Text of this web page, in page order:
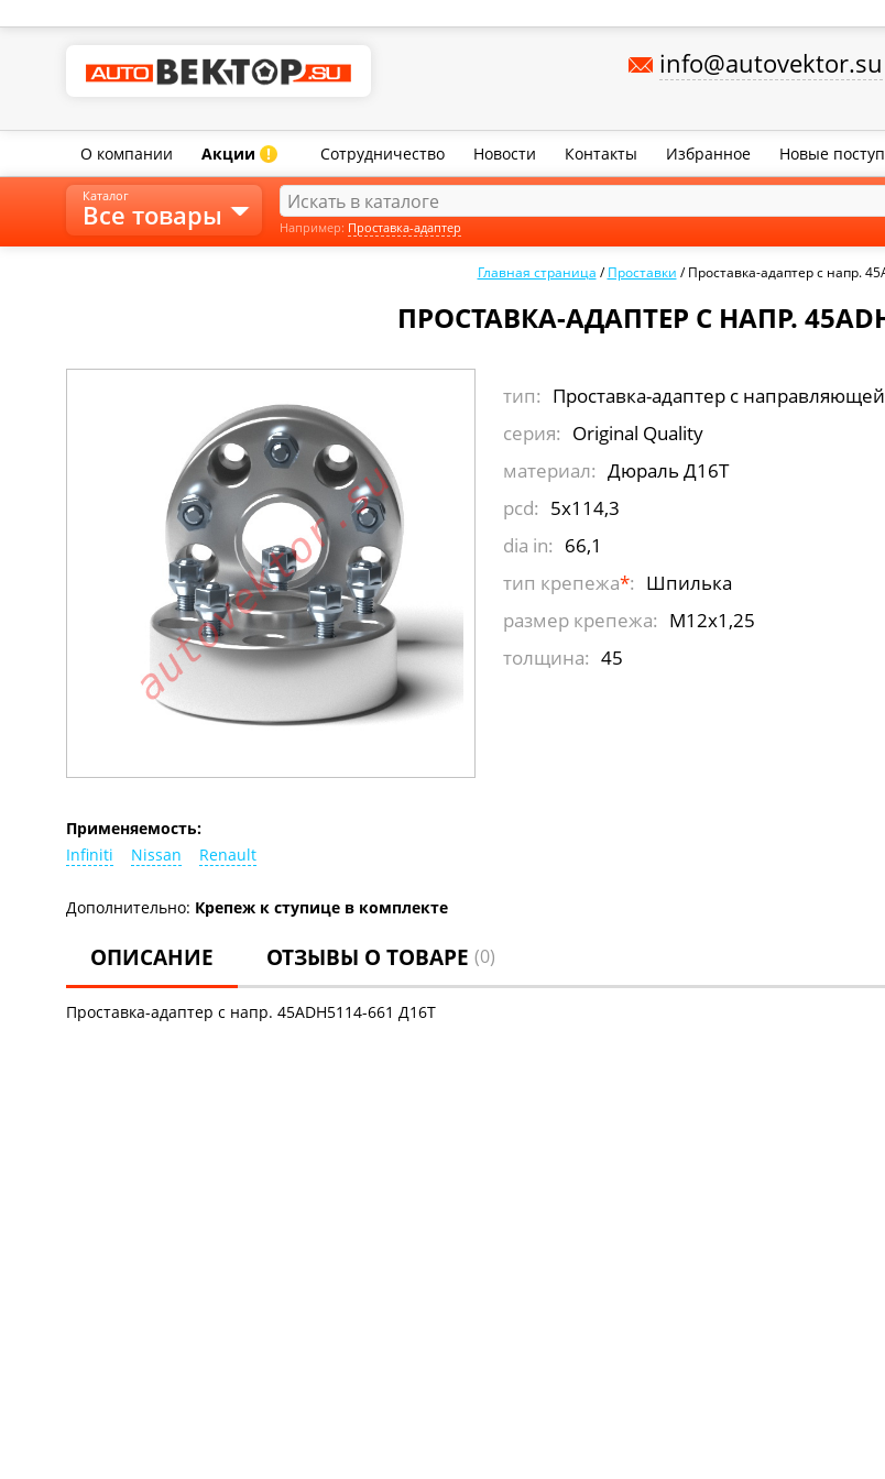
info@autovektor.su
О компании Акции ! Сотрудничество Новости Контакты Избранное Новые
Главная страница /Проставки /Проставка-адаптер с напр.
ПРОСТАВКА-АДАПТЕР С НАПР.
тип: Проставка-адаптер с направляющей
серия: Original Quality
материал: Дюраль Д16Т
pcd: 5x114,3
dia in: 66,1
тип крепежа*: Шпилька
размер крепежа: М12х1,25
толщина: 45
Применяемость:
Infiniti
Nissan Renault
Дополнительно: Крепеж к ступице в комплекте
ОПИСАНИЕ ОТЗЫВЫ О ТОВАРЕ (0)
Проставка-адаптер с напр. 45ADH5114-661 Д16Т
Каталог
Все товары Например: Проставка-адаптер